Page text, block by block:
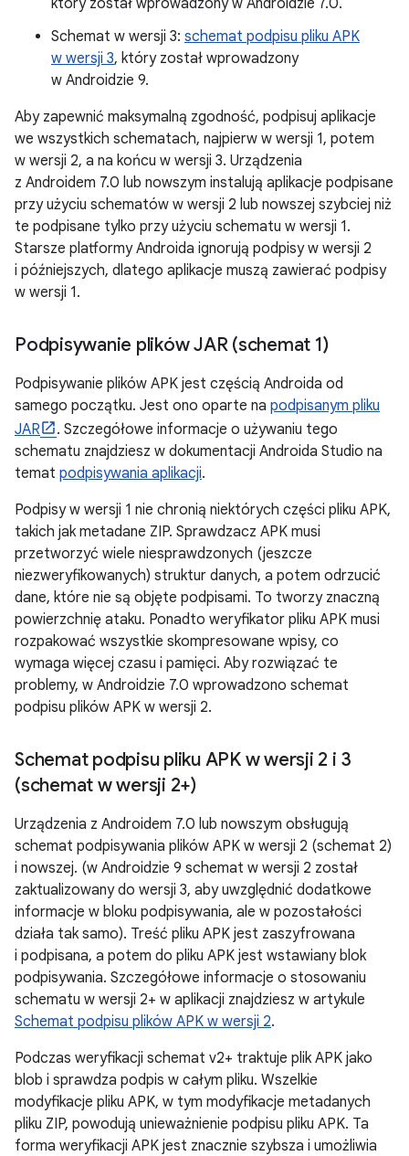
który został wprowadzony w Androidzie 7.0.
Schemat w wersji 3: schemat podpisu pliku APK
w wersji 3, który został wprowadzony
w Androidzie 9.
Aby zapewnić maksymalną zgodność, podpisuj aplikacje
we wszystkich schematach, najpierw w wersji 1, potem
w wersji 2, a na końcu w wersji 3. Urządzenia
z Androidem 7.0 lub nowszym instalują aplikacje podpisane
przy użyciu schematów w wersji 2 lub nowszej szybciej niż
te podpisane tylko przy użyciu schematu w wersji 1.
Starsze platformy Androida ignorują podpisy w wersji 2
i późniejszych, dlatego aplikacje muszą zawierać podpisy
w wersji 1.
Podpisywanie plików JAR (schemat 1)
Podpisywanie plików APK jest częścią Androida od
samego początku. Jest ono oparte na podpisanym pliku
JAR
. Szczegółowe informacje o używaniu tego
schematu znajdziesz w dokumentacji Androida Studio na
temat podpisywania aplikacji.
Podpisy w wersji 1 nie chronią niektórych części pliku APK,
takich jak metadane ZIP. Sprawdzacz APK musi
przetworzyć wiele niesprawdzonych (jeszcze
niezweryfikowanych) struktur danych, a potem odrzucić
dane, które nie są objęte podpisami. To tworzy znaczną
powierzchnię ataku. Ponadto weryfikator pliku APK musi
rozpakować wszystkie skompresowane wpisy, co
wymaga więcej czasu i pamięci. Aby rozwiązać te
problemy, w Androidzie 7.0 wprowadzono schemat
podpisu plików APK w wersji 2.
Schemat podpisu pliku APK w wersji 2 i 3
(schemat w wersji 2+)
Urządzenia z Androidem 7.0 lub nowszym obsługują
schemat podpisywania plików APK w wersji 2 (schemat 2)
i nowszej. (w Androidzie 9 schemat w wersji 2 został
zaktualizowany do wersji 3, aby uwzględnić dodatkowe
informacje w bloku podpisywania, ale w pozostałości
działa tak samo). Treść pliku APK jest zaszyfrowana
i podpisana, a potem do pliku APK jest wstawiany blok
podpisywania. Szczegółowe informacje o stosowaniu
schematu w wersji 2+ w aplikacji znajdziesz w artykule
Schemat podpisu plików APK w wersji 2.
Podczas weryfikacji schemat v2+ traktuje plik APK jako
blob i sprawdza podpis w całym pliku. Wszelkie
modyfikacje pliku APK, w tym modyfikacje metadanych
pliku ZIP, powodują unieważnienie podpisu pliku APK. Ta
forma weryfikacji APK jest znacznie szybsza i umożliwia